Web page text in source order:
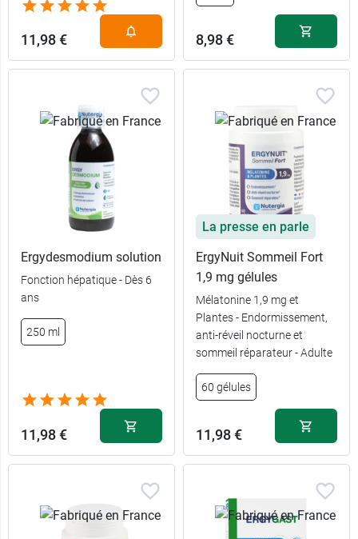
11,98 € 8,98 €
Ergydesmodium solution
Fonction hépatique - Dès 6
ans
250 ml
11,98 €
La presse en parle
ErgyNuit Sommeil Fort
1,9 mg gélules
Mélatonine 1,9 mg et
Plantes - Endormissement,
anti-réveil nocturne et
sommeil réparateur - Adulte
60 gélules
11,98 €